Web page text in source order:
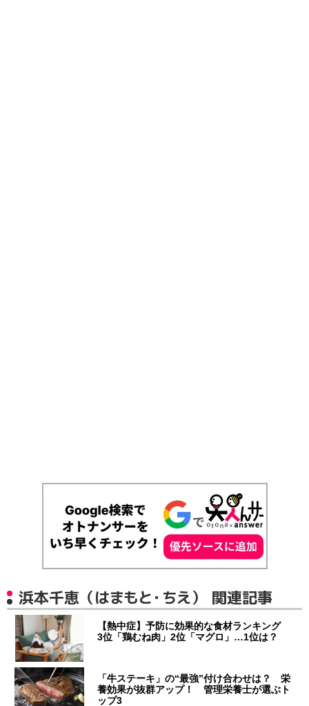
浜本千恵（はまもと・ちえ） 関連記事
【熱中症】予防に効果的な食材ランキング
3位「鶏むね肉」2位「マグロ」…1位は？
「牛ステーキ」の“最強”付け合わせは？ 栄
養効果が抜群アップ！ 管理栄養士が選ぶト
ップ3